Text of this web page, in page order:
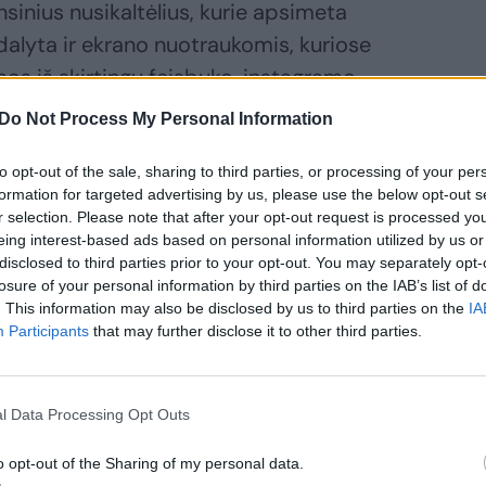
Do Not Process My Personal Information
opt-out of the sale, sharing to third parties, or processing of your
for targeted advertising by us, please use the below opt-out
selection. Please note that after your opt-out request is processed
interest-based ads based on personal information utilized by us
to third parties prior to your opt-out. You may separately
of your personal information by third parties on the IAB’s list of
This information may also be disclosed by us to third parties on the
Participants that may further disclose it to other third parties.
Data Processing Opt Outs
opt-out of the Sharing of my personal data.
nusikaltėlius, kurie apsimeta
ir ekrano nuotraukomis, kuriose
iš skirtingų feisbuko, instagramo
sureagavo į šį pranešimą ir
duomenis jau pateikė ir
Valstybinė įmonė patarė tokiu atveju
pinigai buvo nuskaičiuoti, apie tai